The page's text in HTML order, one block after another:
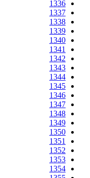
1336
1337
1338
1339
1340
1341
1342
1343
1344
1345
1346
1347
1348
1349
1350
1351
1352
1353
1354